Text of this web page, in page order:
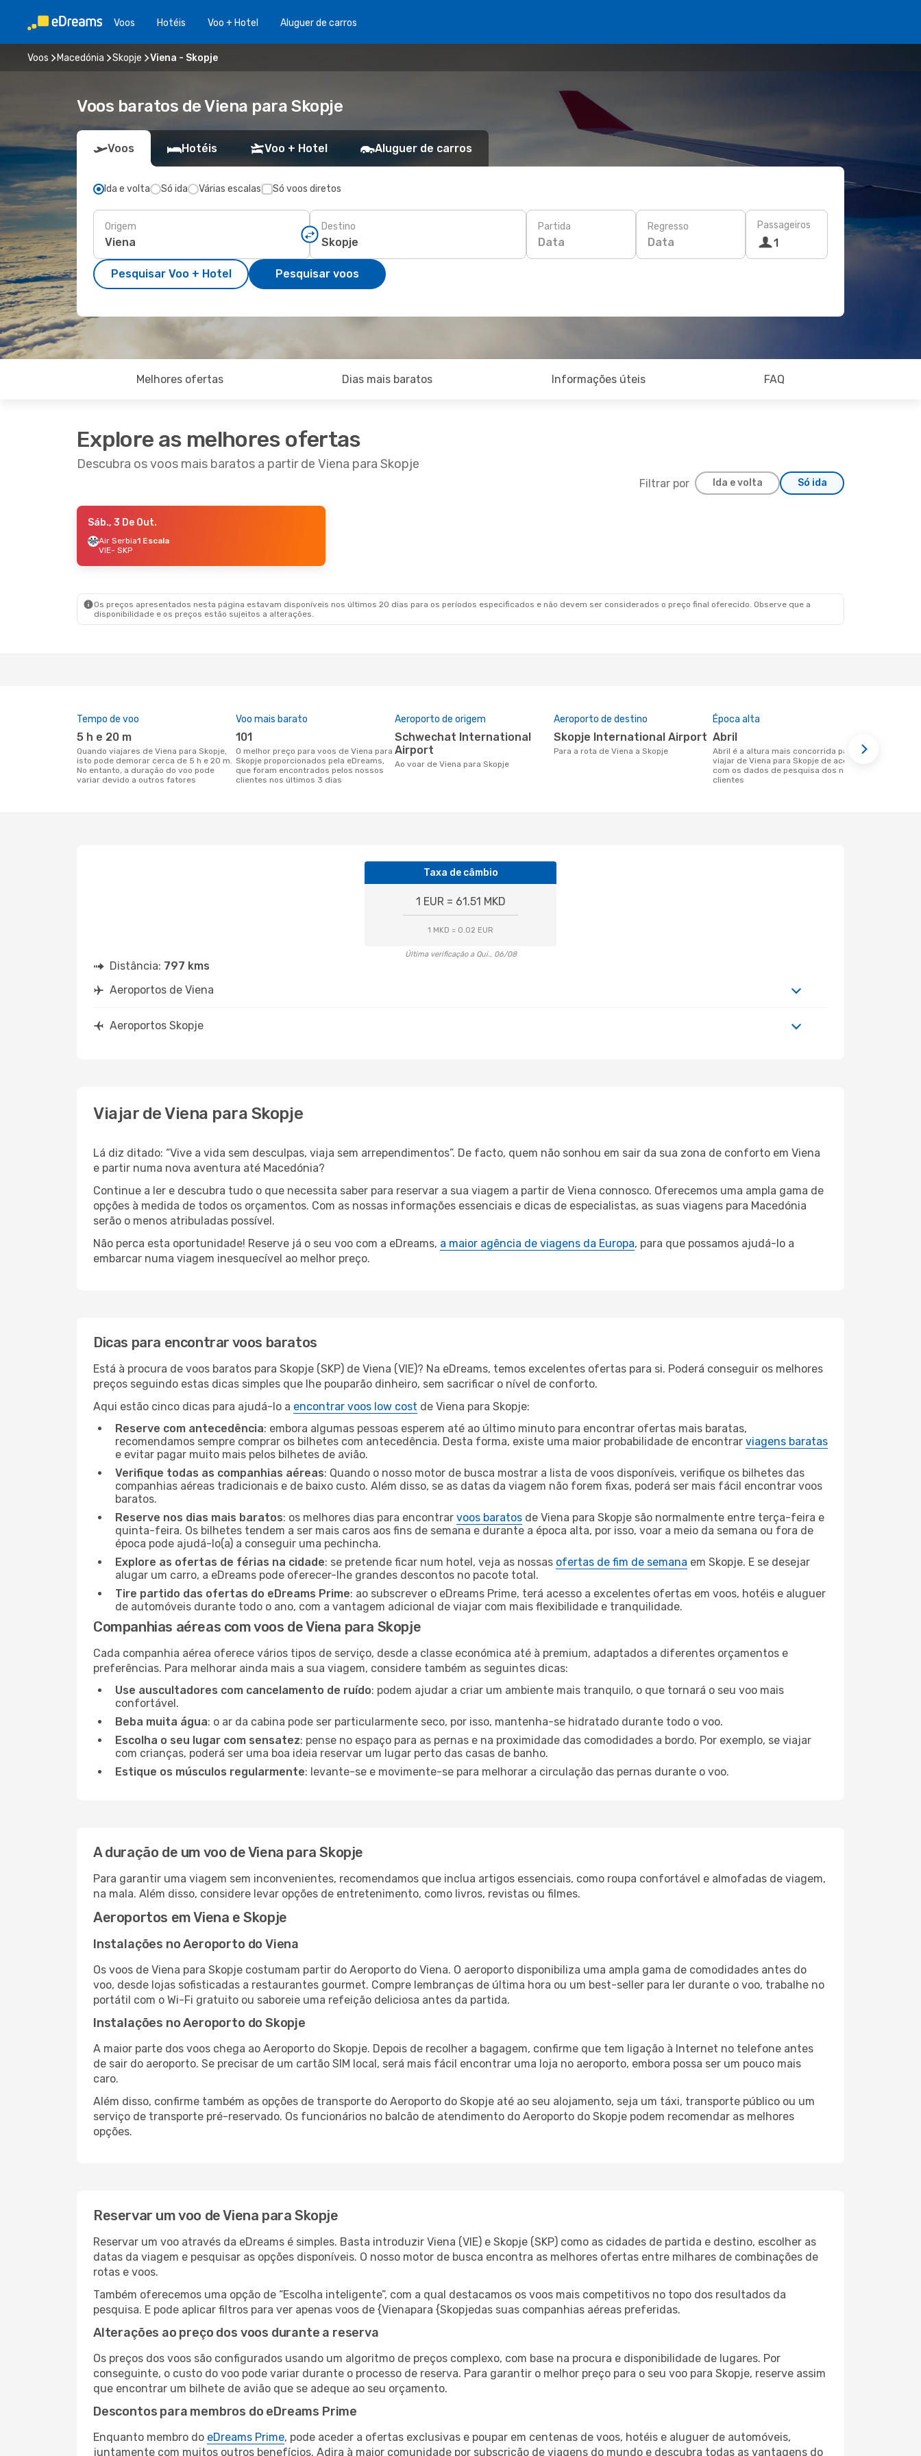
Voos Hotéis Voo + Hotel Aluguer de carros
Voos Macedónia Skopje Viena - Skopje
Voos baratos de Viena para Skopje
Voos Hotéis Voo + Hotel Aluguer de carros
Ida e volta Só ida Várias escalas Só voos diretos
Origem Destino Partida
Data
Regresso
Data
Passageiros
1
Pesquisar Voo + Hotel Pesquisar voos
Melhores ofertas Dias mais baratos Informações úteis FAQ
Explore as melhores ofertas
Descubra os voos mais baratos a partir de Viena para Skopje
Filtrar por Ida e volta Só ida
- Dom., 11 De Out.
Direto
Sáb., 3 De Out.
Air Serbia1 Escala
VIE- SKP
Os preços apresentados nesta página estavam disponíveis nos últimos 20 dias para os períodos especificados e não devem ser considerados o preço final oferecido. Observe que a
disponibilidade e os preços estão sujeitos a alterações.
Tempo de voo
5 h e 20 m
Quando viajares de Viena para Skopje,
isto pode demorar cerca de 5 h e 20 m.
No entanto, a duração do voo pode
variar devido a outros fatores
Voo mais barato
101
O melhor preço para voos de Viena para
Skopje proporcionados pela eDreams,
que foram encontrados pelos nossos
clientes nos últimos 3 dias
Aeroporto de origem
Schwechat International
Airport
Ao voar de Viena para Skopje
Aeroporto de destino
Skopje International Airport
Para a rota de Viena a Skopje
Época alta
abril
abril é a altura mais concorrida para
viajar de Viena para Skopje de acordo
com os dados de pesquisa dos nossos
clientes
Taxa de câmbio
1 EUR = 61.51 MKD
1 MKD = 0.02 EUR
Última verificação a Qui., 06/08
Distância: 797 kms
Aeroportos de Viena
Aeroportos Skopje
Viajar de Viena para Skopje
Lá diz ditado: “Vive a vida sem desculpas, viaja sem arrependimentos”. De facto, quem não sonhou em sair da sua zona de conforto em Viena
e partir numa nova aventura até Macedónia?
Continue a ler e descubra tudo o que necessita saber para reservar a sua viagem a partir de Viena connosco. Oferecemos uma ampla gama de
opções à medida de todos os orçamentos. Com as nossas informações essenciais e dicas de especialistas, as suas viagens para Macedónia
serão o menos atribuladas possível.
Não perca esta oportunidade! Reserve já o seu voo com a eDreams, a maior agência de viagens da Europa, para que possamos ajudá-lo a
embarcar numa viagem inesquecível ao melhor preço.
Dicas para encontrar voos baratos
Está à procura de voos baratos para Skopje (SKP) de Viena (VIE)? Na eDreams, temos excelentes ofertas para si. Poderá conseguir os melhores
preços seguindo estas dicas simples que lhe pouparão dinheiro, sem sacrificar o nível de conforto.
Aqui estão cinco dicas para ajudá-lo a encontrar voos low cost de Viena para Skopje:
Reserve com antecedência: embora algumas pessoas esperem até ao último minuto para encontrar ofertas mais baratas,
recomendamos sempre comprar os bilhetes com antecedência. Desta forma, existe uma maior probabilidade de encontrar viagens baratas
e evitar pagar muito mais pelos bilhetes de avião.
Verifique todas as companhias aéreas: Quando o nosso motor de busca mostrar a lista de voos disponíveis, verifique os bilhetes das
companhias aéreas tradicionais e de baixo custo. Além disso, se as datas da viagem não forem fixas, poderá ser mais fácil encontrar voos
baratos.
Reserve nos dias mais baratos: os melhores dias para encontrar voos baratos de Viena para Skopje são normalmente entre terça-feira e
quinta-feira. Os bilhetes tendem a ser mais caros aos fins de semana e durante a época alta, por isso, voar a meio da semana ou fora de
época pode ajudá-lo(a) a conseguir uma pechincha.
Explore as ofertas de férias na cidade: se pretende ficar num hotel, veja as nossas ofertas de fim de semana em Skopje. E se desejar
alugar um carro, a eDreams pode oferecer-lhe grandes descontos no pacote total.
Tire partido das ofertas do eDreams Prime: ao subscrever o eDreams Prime, terá acesso a excelentes ofertas em voos, hotéis e aluguer
de automóveis durante todo o ano, com a vantagem adicional de viajar com mais flexibilidade e tranquilidade.
Companhias aéreas com voos de Viena para Skopje
Cada companhia aérea oferece vários tipos de serviço, desde a classe económica até à premium, adaptados a diferentes orçamentos e
preferências. Para melhorar ainda mais a sua viagem, considere também as seguintes dicas:
Use auscultadores com cancelamento de ruído: podem ajudar a criar um ambiente mais tranquilo, o que tornará o seu voo mais
confortável.
Beba muita água: o ar da cabina pode ser particularmente seco, por isso, mantenha-se hidratado durante todo o voo.
Escolha o seu lugar com sensatez: pense no espaço para as pernas e na proximidade das comodidades a bordo. Por exemplo, se viajar
com crianças, poderá ser uma boa ideia reservar um lugar perto das casas de banho.
Estique os músculos regularmente: levante-se e movimente-se para melhorar a circulação das pernas durante o voo.
A duração de um voo de Viena para Skopje
Para garantir uma viagem sem inconvenientes, recomendamos que inclua artigos essenciais, como roupa confortável e almofadas de viagem,
na mala. Além disso, considere levar opções de entretenimento, como livros, revistas ou filmes.
Aeroportos em Viena e Skopje
Instalações no Aeroporto do Viena
Os voos de Viena para Skopje costumam partir do Aeroporto do Viena. O aeroporto disponibiliza uma ampla gama de comodidades antes do
voo, desde lojas sofisticadas a restaurantes gourmet. Compre lembranças de última hora ou um best-seller para ler durante o voo, trabalhe no
portátil com o Wi-Fi gratuito ou saboreie uma refeição deliciosa antes da partida.
Instalações no Aeroporto do Skopje
A maior parte dos voos chega ao Aeroporto do Skopje. Depois de recolher a bagagem, confirme que tem ligação à Internet no telefone antes
de sair do aeroporto. Se precisar de um cartão SIM local, será mais fácil encontrar uma loja no aeroporto, embora possa ser um pouco mais
caro.
Além disso, confirme também as opções de transporte do Aeroporto do Skopje até ao seu alojamento, seja um táxi, transporte público ou um
serviço de transporte pré-reservado. Os funcionários no balcão de atendimento do Aeroporto do Skopje podem recomendar as melhores
opções.
Reservar um voo de Viena para Skopje
Reservar um voo através da eDreams é simples. Basta introduzir Viena (VIE) e Skopje (SKP) como as cidades de partida e destino, escolher as
datas da viagem e pesquisar as opções disponíveis. O nosso motor de busca encontra as melhores ofertas entre milhares de combinações de
rotas e voos.
Também oferecemos uma opção de “Escolha inteligente”, com a qual destacamos os voos mais competitivos no topo dos resultados da
pesquisa. E pode aplicar filtros para ver apenas voos de {Vienapara {Skopjedas suas companhias aéreas preferidas.
Alterações ao preço dos voos durante a reserva
Os preços dos voos são configurados usando um algoritmo de preços complexo, com base na procura e disponibilidade de lugares. Por
conseguinte, o custo do voo pode variar durante o processo de reserva. Para garantir o melhor preço para o seu voo para Skopje, reserve assim
que encontrar um bilhete de avião que se adeque ao seu orçamento.
Descontos para membros do eDreams Prime
Enquanto membro do eDreams Prime, pode aceder a ofertas exclusivas e poupar em centenas de voos, hotéis e aluguer de automóveis,
juntamente com muitos outros benefícios. Adira à maior comunidade por subscrição de viagens do mundo e descubra todas as vantagens do